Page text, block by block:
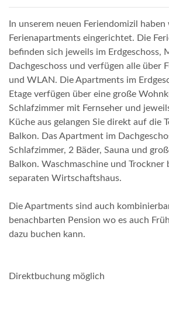
In unserem neuen Feriendomizil
Ferienapartments eingerichtet. Die
befinden sich jeweils im Erdgeschoss,
Dachgeschoss und verfügen alle über
und WLAN. Die Apartments im
Etage verfügen über eine große
Schlafzimmer mit Fernseher und
Küche aus gelangen Sie direkt auf die
Balkon. Das Apartment im
Schlafzimmer, 2 Bäder, Sauna und
Balkon. Waschmaschine und Trockner
separaten Wirtschaftshaus.
Die Apartments sind auch
benachbarten Pension wo es auch
dazu buchen kann.
Direktbuchung möglich